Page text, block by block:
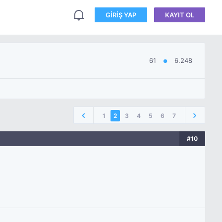
GIRIŞ YAP KAYIT OL
61 ● 6.248
1 2 3 4 5 6 7
#10